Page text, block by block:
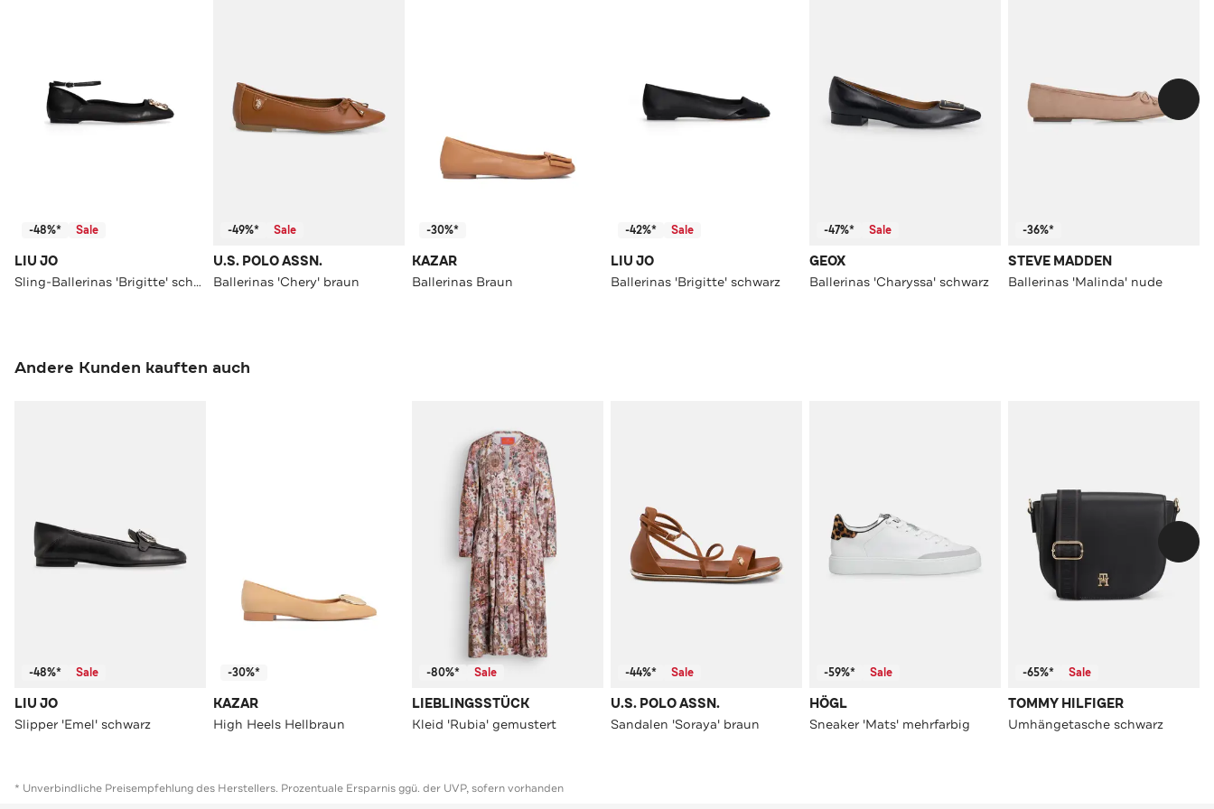
-48%* Sale
LIU JO
Sling-Ballerinas 'Brigitte' schwarz
-49%* Sale
U.S. POLO ASSN.
Ballerinas 'Chery' braun
-30%*
KAZAR
Ballerinas Braun
-42%* Sale
LIU JO
Ballerinas 'Brigitte' schwarz
-47%* Sale
GEOX
Ballerinas 'Charyssa' schwarz
-36%*
STEVE MADDEN
Ballerinas 'Malinda' nude
Andere Kunden kauften auch
-48%* Sale
LIU JO
Slipper 'Emel' schwarz
-30%*
KAZAR
High Heels Hellbraun
-80%* Sale
LIEBLINGSSTÜCK
Kleid 'Rubia' gemustert
-44%* Sale
U.S. POLO ASSN.
Sandalen 'Soraya' braun
-59%* Sale
HÖGL
Sneaker 'Mats' mehrfarbig
-65%* Sale
TOMMY HILFIGER
Umhängetasche schwarz
* Unverbindliche Preisempfehlung des Herstellers. Prozentuale Ersparnis ggü. der UVP, sofern vorhanden